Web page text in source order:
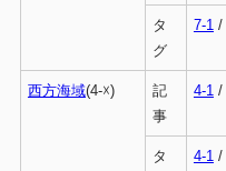
タ
グ
7-1 /
西方海域(4-☓)
記
事
4-1 /
タ
4-1 /